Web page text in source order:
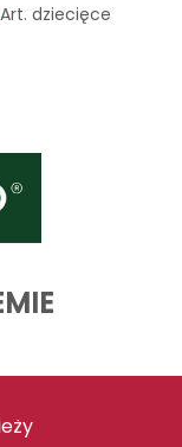
Art. dziecięce